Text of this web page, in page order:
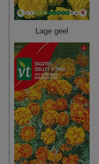
Lage geel